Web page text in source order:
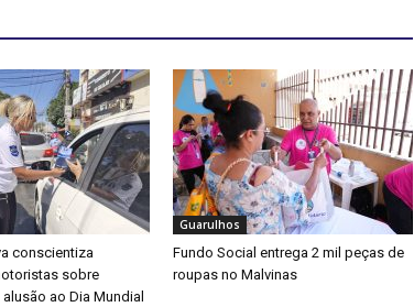
conscientiza
sobre
ao Dia Mundial
Guarulhos
Fundo Social entrega 2 mil peças de
roupas no Malvinas